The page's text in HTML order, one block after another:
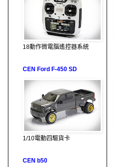
18動作微電腦遙控器系統
CEN Ford F-450 SD
1/10電動四驅貨卡
CEN b50